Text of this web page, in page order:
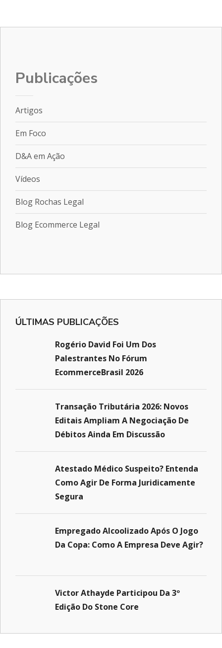
Publicações
Artigos
Em Foco
D&A em Ação
Vídeos
Blog Rochas Legal
Blog Ecommerce Legal
ÚLTIMAS PUBLICAÇÕES
Rogério David Foi Um Dos
Palestrantes No Fórum
EcommerceBrasil 2026
Transação Tributária 2026: Novos
Editais Ampliam A Negociação De
Débitos Ainda Em Discussão
Atestado Médico Suspeito? Entenda
Como Agir De Forma Juridicamente
Segura
Empregado Alcoolizado Após O Jogo
Da Copa: Como A Empresa Deve Agir?
Victor Athayde Participou Da 3º
Edição Do Stone Core